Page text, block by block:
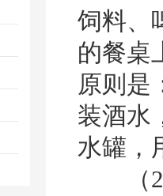
饲料、
的餐桌
原则
装酒水
水罐，
（2